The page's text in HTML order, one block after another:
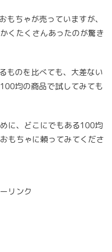
ちゃが売っていますが、
くたくさんあったのが驚き
ものを比べても、大差ない
均の商品で試してみても
に、どこにでもある100均
もちゃに頼ってみてくださ
リンク